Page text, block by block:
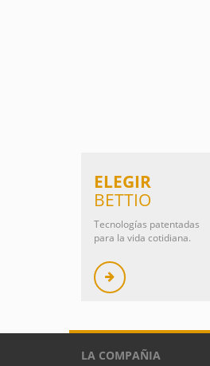
ELEGIR
BETTIO
Tecnologías patentadas
para la vida cotidiana.
LA COMPAÑIA